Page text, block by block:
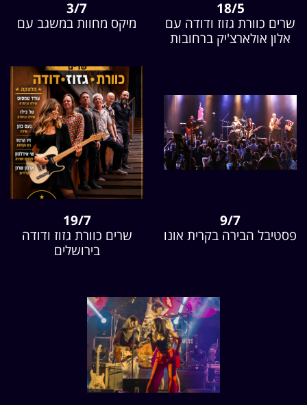
18/5
שרים כוורת גזוז ודודה עם
אלון אולארצ'יק ברחובות
3/7
מיקס מחוות במשגב עם
9/7
פסטיבל הבירה בקרית אונו
19/7
שרים כוורת גזוז ודודה
בירושלים